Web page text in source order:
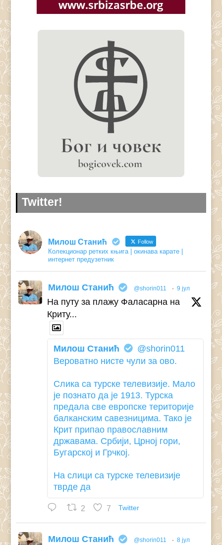
Twitter!
Милош Станић Follow
Колекционар ретких књига | окинава карате |
интернет предузетник
Милош Станић @shorin011 · 9 јул
На путу за плажу Фаласарна на
Криту...
Милош Станић
@shorin011
Вероватно нисте чули за ово.
Слика са турске телевизије. Мало
је познато да је 1913. Турска
предала све европске територије
балканским савезницима. Тако је
Крит припао православним
државама. Србији, Црној гори,
Бугарској и Грчкој.
На слици са турске телевизије
тврде да
2 7 Twitter
Милош Станић @shorin011 · 8 јул